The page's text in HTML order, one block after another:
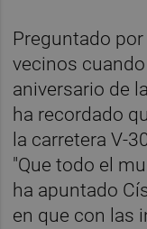
Preguntado
vecinos
aniversario de
ha recordado
la carretera V-
"Que todo el
ha apuntado
en que con las